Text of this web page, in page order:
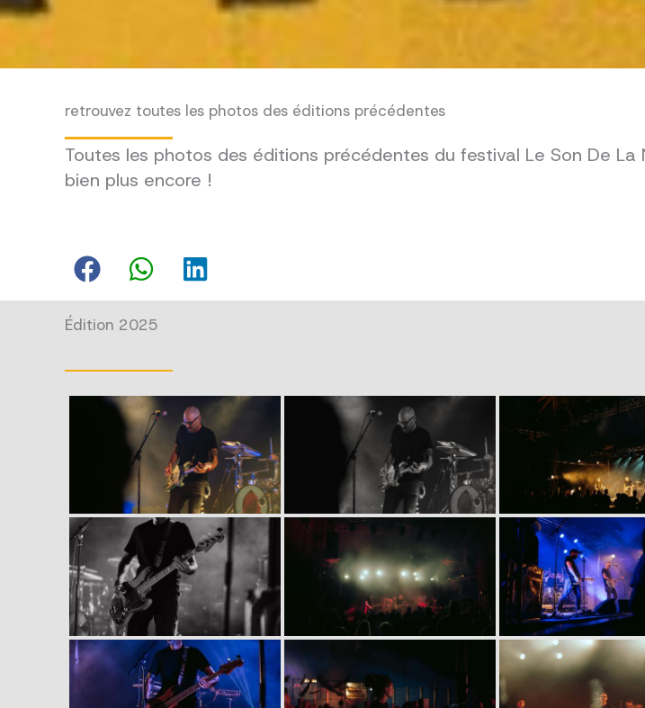
retrouvez toutes les photos des éditions précédentes
Toutes les photos des éditions précédentes du festival Le Son De La
bien plus encore !
Édition 2025